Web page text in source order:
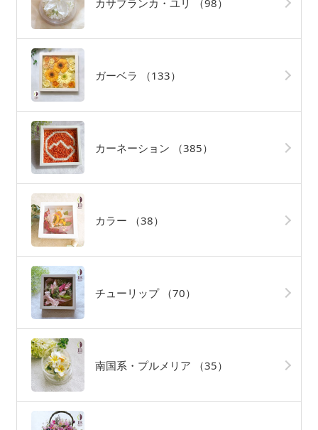
カサブランカ・ユリ （98）
ガーベラ （133）
カーネーション （385）
カラー （38）
チューリップ （70）
南国系・プルメリア （35）